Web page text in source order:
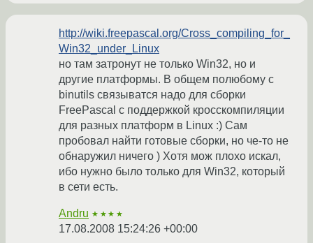
http://wiki.freepascal.org/Cross_compiling_for_
Win32_under_Linux
но там затронут не только Win32, но и
другие платформы. В общем полюбому с
binutils связыватся надо для сборки
FreePascal с поддержкой кросскомпиляции
для разных платформ в Linux :) Сам
пробовал найти готовые сборки, но че-то не
обнаружил ничего ) Хотя мож плохо искал,
ибо нужно было только для Win32, который
в сети есть.
Andru ★★★★
17.08.2008 15:24:26 +00:00